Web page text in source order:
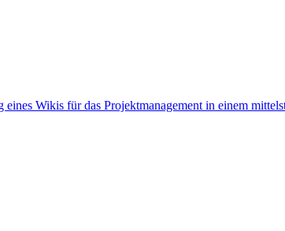
Wikis für das Projektmanagement in einem